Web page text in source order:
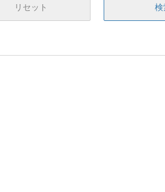
リセット 検